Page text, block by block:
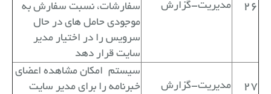
26 مدیریت-گزارش
سفارشات، نسبت سفارش به
موجودی حامل های در حال
سرویس را در اختیار مدیر
سایت قرار دهد
27 مدیریت-گزارش
سیستم امکان مشاهده اعضای
خبرنامه را برای مدیر سایت